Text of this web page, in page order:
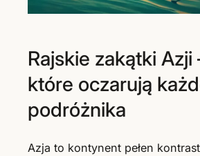
Rajskie zakątki Azji
które oczarują
podróżnika
Azja to kontynent pełen